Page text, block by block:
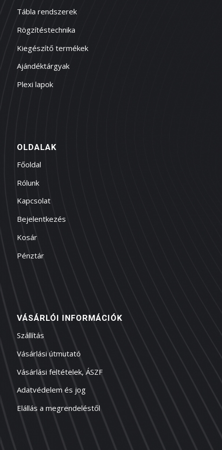
Tábla rendszerek
Rögzítéstechnika
Kiegészítő termékek
Ajándéktárgyak
Plexi lapok
OLDALAK
Főoldal
Rólunk
Kapcsolat
Bejelentkezés
Kosár
Pénztár
VÁSÁRLÓI INFORMÁCIÓK
Szállítás
Vásárlási útmutató
Vásárlási feltételek, ÁSZF
Adatvédelem és jog
Elállás a megrendeléstől